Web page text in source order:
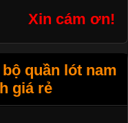
Xin cám ơn!
quần lót nam
giá rẻ